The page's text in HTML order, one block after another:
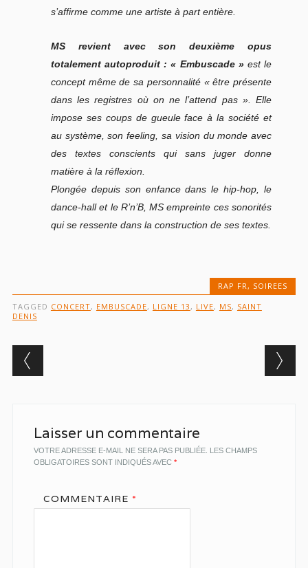
s’affirme comme une artiste à part entière.
MS revient avec son deuxième opus
totalement autoproduit : « Embuscade »est le
concept même de sa personnalité « être présente
dans les registres où on ne l’attend pas ». Elle
impose ses coups de gueule face à la société et
au système, son feeling, sa vision du monde avec
des textes conscients qui sans juger donne
matière à la réflexion.
Plongée depuis son enfance dans le hip-hop, le
dance-hall et le R’n’B, MS empreinte ces sonorités
qui se ressente dans la construction de ses textes.
RAP FR , SOIREES
TAGGED CONCERT, EMBUSCADE, LIGNE 13 , LIVE, MS, SAINT
DENIS
Post navigation
Laisser un commentaire
VOTRE ADRESSE E-MAIL NE SERA PAS PUBLIÉE. LES CHAMPS
OBLIGATOIRES SONT INDIQUÉS AVEC *
COMMENTAIRE *